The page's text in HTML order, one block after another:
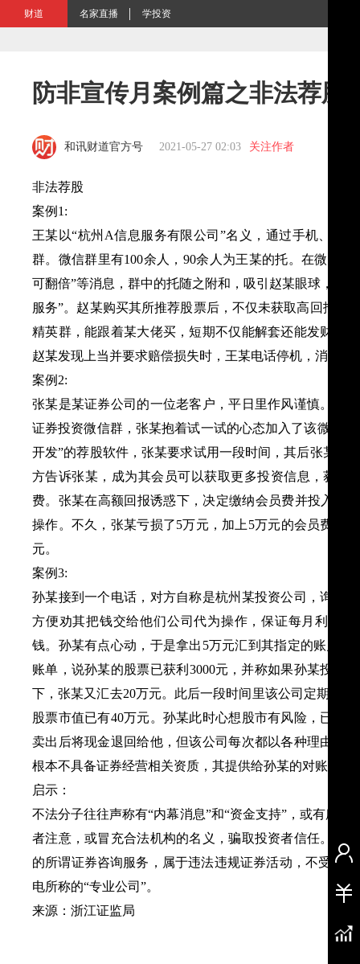
财道 名家直播 学投资
防非宣传月案例篇之非法荐股
和讯财道官方号 2021-05-27 02:03 关注作者
非法荐股
案例1:
王某以“杭州A信息服务有限公司”名义，通过手机、微
群。微信群里有100余人，90余人为王某的托。在微信
可翻倍”等消息，群中的托随之附和，吸引赵某眼球，并
服务”。赵某购买其所推荐股票后，不仅未获取高回报，
精英群，能跟着某大佬买，短期不仅能解套还能发财。
赵某发现上当并要求赔偿损失时，王某电话停机，消失无
案例2:
张某是某证券公司的一位老客户，平日里作风谨慎。一
证券投资微信群，张某抱着试一试的心态加入了该微信
开发”的荐股软件，张某要求试用一段时间，其后张某通
方告诉张某，成为其会员可以获取更多投资信息，获得
费。张某在高额回报诱惑下，决定缴纳会员费并投入30
操作。不久，张某亏损了5万元，加上5万元的会员费，
元。
案例3:
孙某接到一个电话，对方自称是杭州某投资公司，询问
方便劝其把钱交给他们公司代为操作，保证每月利润
钱。孙某有点心动，于是拿出5万元汇到其指定的账户
账单，说孙某的股票已获利3000元，并称如果孙某投入
下，张某又汇去20万元。此后一段时间里该公司定期给
股票市值已有40万元。孙某此时心想股市有风险，已经
卖出后将现金退回给他，但该公司每次都以各种理由推
根本不具备证券经营相关资质，其提供给孙某的对账单均
启示：
不法分子往往声称有“内幕消息”和“资金支持”，或有所
者注意，或冒充合法机构的名义，骗取投资者信任。通
的所谓证券咨询服务，属于违法违规证券活动，不受法
电所称的“专业公司”。
来源：浙江证监局